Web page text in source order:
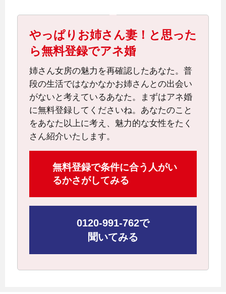
やっぱりお姉さん妻！と思った
ら無料登録でアネ婚
姉さん女房の魅力を再確認したあなた。普
段の生活ではなかなかお姉さんとの出会い
がないと考えているあなた。まずはアネ婚
に無料登録してくださいね。あなたのこと
をあなた以上に考え、魅力的な女性をたく
さん紹介いたします。
無料登録で条件に合う人がい
るかさがしてみる
0120-991-762で
聞いてみる